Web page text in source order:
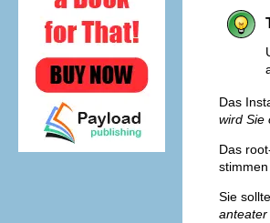
Das
wird Sie
Das
Sie
anteater